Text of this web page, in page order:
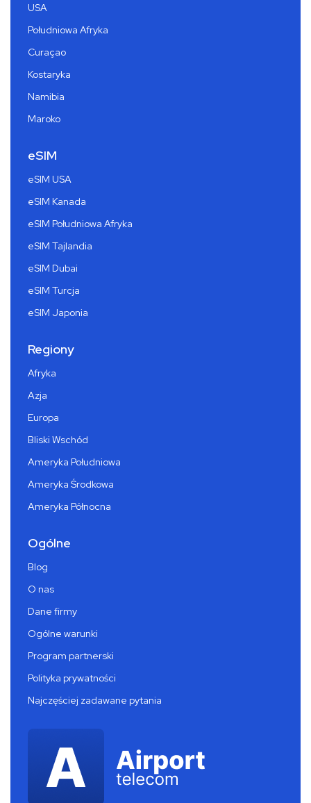
USA
Południowa Afryka
Curaçao
Kostaryka
Namibia
Maroko
eSIM
eSIM USA
eSIM Kanada
eSIM Południowa Afryka
eSIM Tajlandia
eSIM Dubai
eSIM Turcja
eSIM Japonia
Regiony
Afryka
Azja
Europa
Bliski Wschód
Ameryka Południowa
Ameryka Środkowa
Ameryka Północna
Ogólne
Blog
O nas
Dane firmy
Ogólne warunki
Program partnerski
Polityka prywatności
Najczęściej zadawane pytania